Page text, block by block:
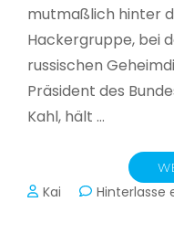
mutmaßlich hinter
Hackergruppe, bei
russischen
Präsident des
Kahl, hält …
Kai Hinterlasse